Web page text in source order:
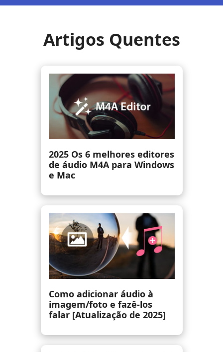
Artigos Quentes
Cortador de áudio: como
cortar arquivos de áudio em
MP3/WMA/WAV/M4A
Como editar arquivos MP3
com qualidade de som
original (online/desktop)